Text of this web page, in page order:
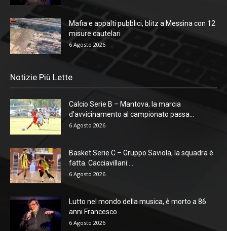
Mafia e appalti pubblici, blitz a Messina con 12
misure cautelari
6 Agosto 2026
Notizie Più Lette
Calcio Serie B – Mantova, la marcia
d’avvicinamento al campionato passa...
6 Agosto 2026
Basket Serie C – Gruppo Saviola, la squadra è
fatta. Cacciavillani:...
6 Agosto 2026
Lutto nel mondo della musica, è morto a 86
anni Francesco...
6 Agosto 2026